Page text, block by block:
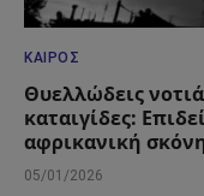
ΚΑΙΡΌΣ
Θυελλώδεις
καταιγίδες:
αφρικανική
05/01/2026